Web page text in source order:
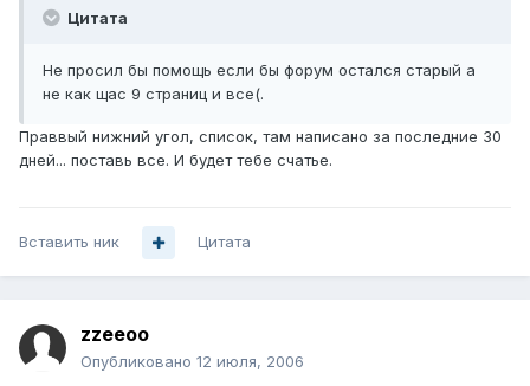
Цитата
Не просил бы помощь если бы форум остался старый а
не как щас 9 страниц и все(.
Праввый нижний угол, список, там написано за последние 30
дней... поставь все. И будет тебе счатье.
Вставить ник Цитата
zzeeoo
Опубликовано 12 июля, 2006